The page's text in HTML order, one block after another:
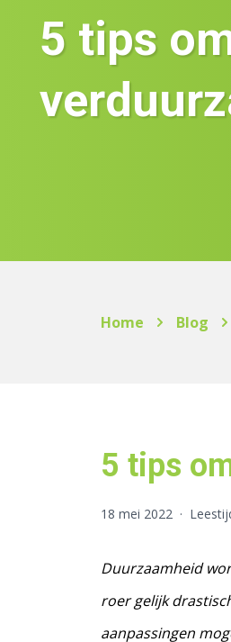
5 tips
Home Blog
5 tips
18 mei 2022 ·
Duurzaamheid
roer gelijk
aanpassingen